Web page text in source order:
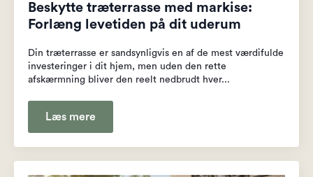
Beskytte træterrasse med markise:
Forlæng levetiden på dit uderum
Din træterrasse er sandsynligvis en af de mest værdifulde
investeringer i dit hjem, men uden den rette
afskærmning bliver den reelt nedbrudt hver...
Læs mere